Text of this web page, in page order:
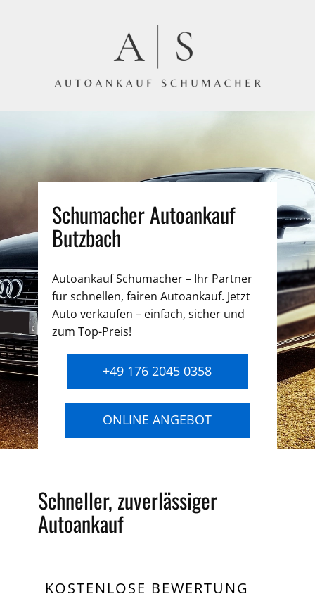
Schumacher Autoankauf
Butzbach
Autoankauf Schumacher – Ihr Partner
für schnellen, fairen Autoankauf. Jetzt
Auto verkaufen – einfach, sicher und
zum Top-Preis!
+49 176 2045 0358
ONLINE ANGEBOT
Schneller, zuverlässiger
Autoankauf
KOSTENLOSE BEWERTUNG